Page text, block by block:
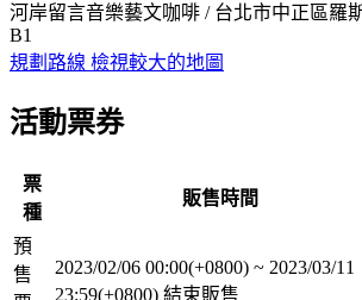
河岸留言音樂藝文咖啡 / 台北市中正區羅
B1
規劃路線 檢視較大的地圖
活動票券
票
種
販售時間
預
售
2023/02/06 00:00(+0800) ~ 2023/03/11
23:59(+0800) 結束販售